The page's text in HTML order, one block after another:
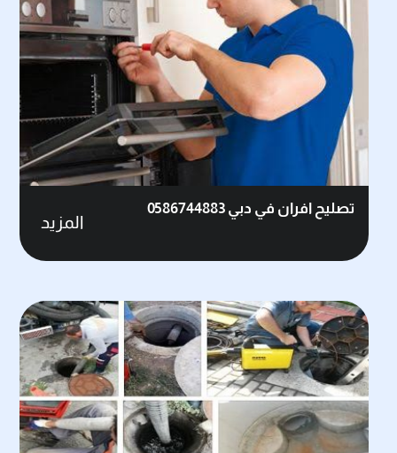
تصليح افران في دبي 0586744883
المزيد